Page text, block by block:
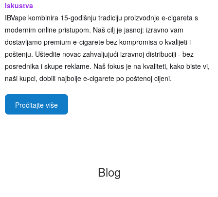
Iskustva
IBVape kombinira 15-godišnju tradiciju proizvodnje e-cigareta s
modernim online pristupom. Naš cilj je jasnoj: izravno vam
dostavljamo premium e-cigarete bez kompromisa o kvalijeti i
poštenju. Uštedite novac zahvaljujući izravnoj distribuciji - bez
posrednika i skupe reklame. Naš fokus je na kvaliteti, kako biste vi,
naši kupci, dobili najbolje e-cigarete po poštenoj cijeni.
Pročitajte više
Blog